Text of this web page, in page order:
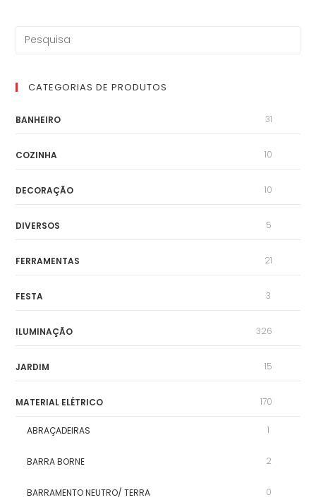
CATEGORIAS DE PRODUTOS
BANHEIRO 31
COZINHA 10
DECORAÇÃO 10
DIVERSOS 5
FERRAMENTAS 21
FESTA 3
ILUMINAÇÃO 326
JARDIM 15
MATERIAL ELÉTRICO 170
ABRAÇADEIRAS 1
BARRA BORNE 2
BARRAMENTO NEUTRO/ TERRA 0